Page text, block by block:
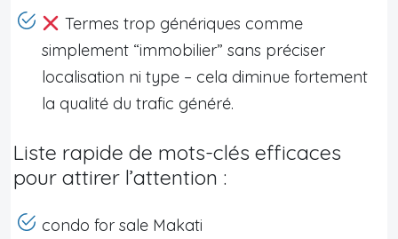
Termes trop génériques comme
simplement “immobilier” sans préciser
localisation ni type – cela diminue fortement
la qualité du trafic généré.
Liste rapide de mots-clés efficaces
pour attirer l’attention :
condo for sale Makati